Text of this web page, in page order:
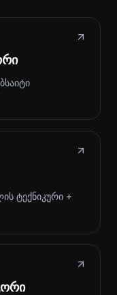
ტექნიკური +